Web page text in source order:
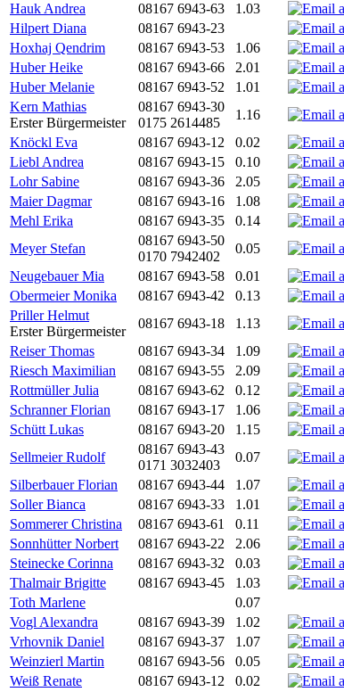
Hauk Andrea
08167 6943-63 1.03
Hilpert Diana
08167 6943-23
Hoxhaj Qendrim
08167 6943-53 1.06
Huber Heike
08167 6943-66 2.01
Huber Melanie
08167 6943-52 1.01
Kern Mathias
Erster Bürgermeister
08167 6943-30
0175 2614485
1.16
Knöckl Eva
08167 6943-12 0.02
Liebl Andrea
08167 6943-15 0.10
Lohr Sabine
08167 6943-36 2.05
Maier Dagmar
08167 6943-16 1.08
Mehl Erika
08167 6943-35 0.14
Meyer Stefan
08167 6943-50
0170 7942402
0.05
Neugebauer Mia
08167 6943-58 0.01
Obermeier Monika
08167 6943-42 0.13
Priller Helmut
Erster Bürgermeister
08167 6943-18 1.13
Reiser Thomas
08167 6943-34 1.09
Riesch Maximilian
08167 6943-55 2.09
Rottmüller Julia
08167 6943-62 0.12
Schranner Florian
08167 6943-17 1.06
Schütt Lukas
08167 6943-20 1.15
Sellmeier Rudolf
08167 6943-43
0171 3032403
0.07
Silberbauer Florian
08167 6943-44 1.07
Soller Bianca
08167 6943-33 1.01
Sommerer Christina
08167 6943-61 0.11
Sonnhütter Norbert
08167 6943-22 2.06
Steinecke Corinna
08167 6943-32 0.03
Thalmair Brigitte
08167 6943-45 1.03
Toth Marlene
0.07
Vogl Alexandra
08167 6943-39 1.02
Vrhovnik Daniel
08167 6943-37 1.07
Weinzierl Martin
08167 6943-56 0.05
Weiß Renate
08167 6943-12 0.02